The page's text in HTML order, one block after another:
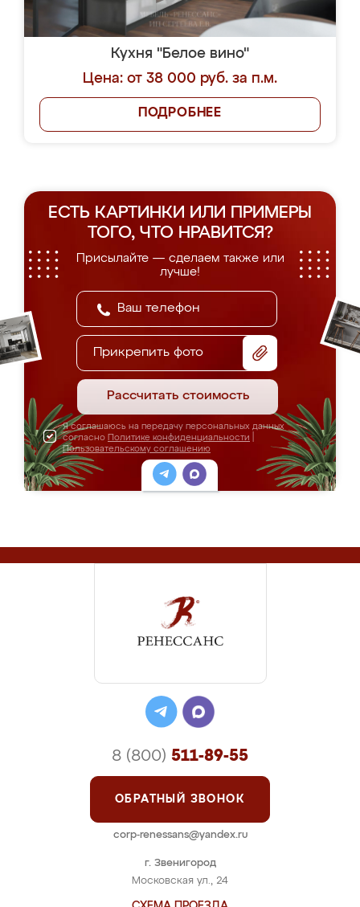
Кухня "Белое вино"
Цена: от 38 000 руб. за п.м.
ПОДРОБНЕЕ
ЕСТЬ КАРТИНКИ ИЛИ ПРИМЕРЫ
ТОГО, ЧТО НРАВИТСЯ?
Присылайте — сделаем также или
лучше!
Прикрепить фото
Рассчитать стоимость
Я соглашаюсь на передачу персональных данных
согласно Политике конфиденциальности
Пользовательскому соглашению
г. Звенигород
Московская ул., 24
8 (800) 511-89-55
ОБРАТНЫЙ ЗВОНОК
corp-renessans@yandex.ru